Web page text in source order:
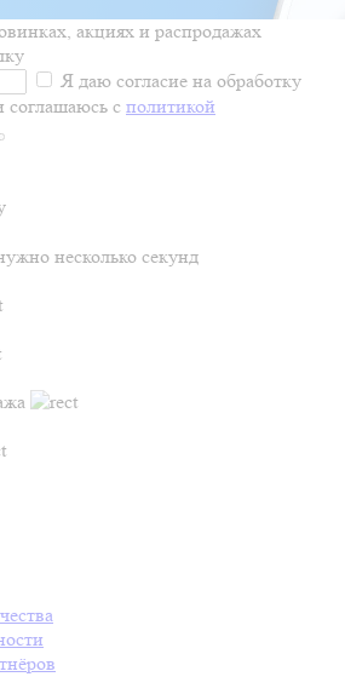
акциях и распродажах
Я даю согласие на обработку
с политикой
несколько секунд